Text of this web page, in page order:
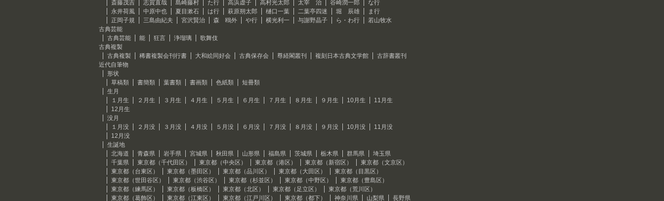
斎藤茂吉
志賀直哉 島崎藤村 た行 高浜虚子 高村光太郎 太宰 治 谷崎潤一郎
な行
永井荷風
中原中也 夏目漱石 は行 萩原朔太郎 樋口一葉 二葉亭四迷 堀 辰雄
ま行
正岡子規
三島由紀夫 宮沢賢治 森 鴎外 や行 横光利一 与謝野晶子 ら・わ行
若山牧水
古典芸能
古典芸能
能 狂言 浄瑠璃
歌舞伎
古典複製
古典複製
稀書複製会刊行書 大和絵同好会 古典保存会 尊経閣叢刊 複刻日本古典文学館
古辞書叢刊
近代自筆物
形状
草稿類
書簡類 葉書類 書画類 色紙類
短冊類
生月
１月生
２月生 ３月生 ４月生 ５月生 ６月生 ７月生 ８月生 ９月生 10月生
11月生
12月生
没月
１月没
２月没 ３月没 ４月没 ５月没 ６月没 ７月没 ８月没 ９月没 10月没
11月没
12月没
生誕地
北海道
青森県 岩手県 宮城県 秋田県 山形県 福島県 茨城県 栃木県 群馬県
埼玉県
千葉県
東京都（千代田区） 東京都（中央区） 東京都（港区） 東京都（新宿区）
東京都（文京区）
東京都（台東区）
東京都（墨田区） 東京都（品川区） 東京都（大田区）
東京都（目黒区）
東京都（世田谷区）
東京都（渋谷区） 東京都（杉並区） 東京都（中野区）
東京都（豊島区）
東京都（練馬区）
東京都（板橋区） 東京都（北区） 東京都（足立区）
東京都（荒川区）
東京都（葛飾区）
東京都（江東区） 東京都（江戸川区） 東京都（都下） 神奈川県 山梨県 長野県